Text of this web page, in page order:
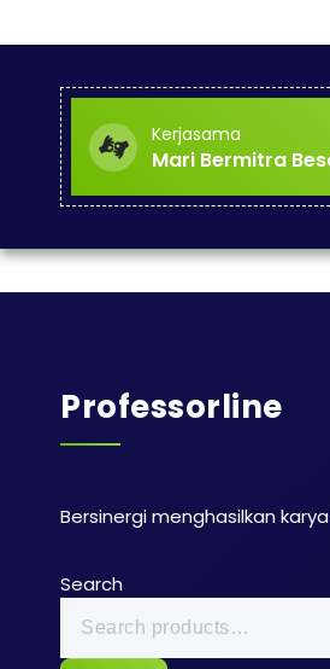
Kerjasama
Mari Bermitra
Professorline
Bersinergi menghasilkan
Search